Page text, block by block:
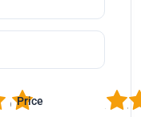
5 Price 2